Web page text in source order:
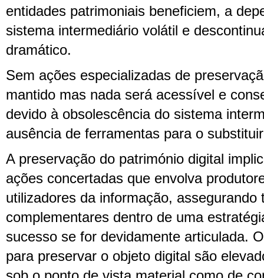
entidades patrimoniais beneficiem, a
sistema intermediário volátil e
dramático.
Sem ações especializadas de
mantido mas nada será acessível e
devido à obsolescência do sistema
ausência de ferramentas para o
A preservação do património digital
ações concertadas que envolva
utilizadores da informação, assegurando
complementares dentro de uma
sucesso se for devidamente articulada.
para preservar o objeto digital são